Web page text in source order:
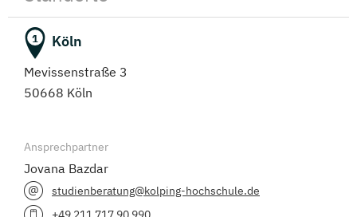
1 Köln
Mevissenstraße 3
50668 Köln
Ansprechpartner
Jovana Bazdar
studienberatung@kolping-hochschule.de